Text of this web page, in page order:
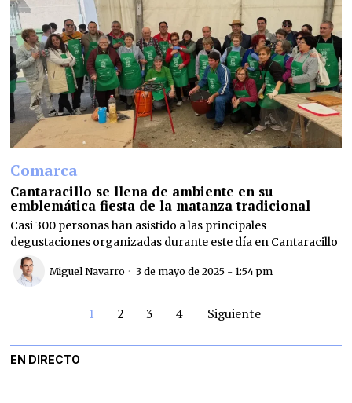
Comarca
Cantaracillo se llena de ambiente en su
emblemática fiesta de la matanza tradicional
Casi 300 personas han asistido a las principales
degustaciones organizadas durante este día en Cantaracillo
Miguel Navarro 3 de mayo de 2025 - 1:54 pm
1 2 3 4 Siguiente
EN DIRECTO